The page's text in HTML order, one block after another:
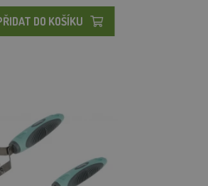
DO KOŠÍKU